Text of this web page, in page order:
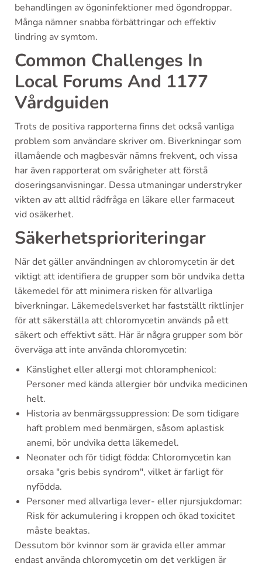
behandlingen av ögoninfektioner med ögondroppar.
Många nämner snabba förbättringar och effektiv
lindring av symtom.
Common Challenges In
Local Forums And 1177
Vårdguiden
Trots de positiva rapporterna finns det också vanliga
problem som användare skriver om. Biverkningar som
illamående och magbesvär nämns frekvent, och vissa
har även rapporterat om svårigheter att förstå
doseringsanvisningar. Dessa utmaningar understryker
vikten av att alltid rådfråga en läkare eller farmaceut
vid osäkerhet.
Säkerhetsprioriteringar
När det gäller användningen av chloromycetin är det
viktigt att identifiera de grupper som bör undvika detta
läkemedel för att minimera risken för allvarliga
biverkningar. Läkemedelsverket har fastställt riktlinjer
för att säkerställa att chloromycetin används på ett
säkert och effektivt sätt. Här är några grupper som bör
överväga att inte använda chloromycetin:
Känslighet eller allergi mot chloramphenicol:
Personer med kända allergier bör undvika medicinen
helt.
Historia av benmärgssuppression: De som tidigare
haft problem med benmärgen, såsom aplastisk
anemi, bör undvika detta läkemedel.
Neonater och för tidigt födda: Chloromycetin kan
orsaka "gris bebis syndrom", vilket är farligt för
nyfödda.
Personer med allvarliga lever- eller njursjukdomar:
Risk för ackumulering i kroppen och ökad toxicitet
måste beaktas.
Dessutom bör kvinnor som är gravida eller ammar
endast använda chloromycetin om det verkligen är